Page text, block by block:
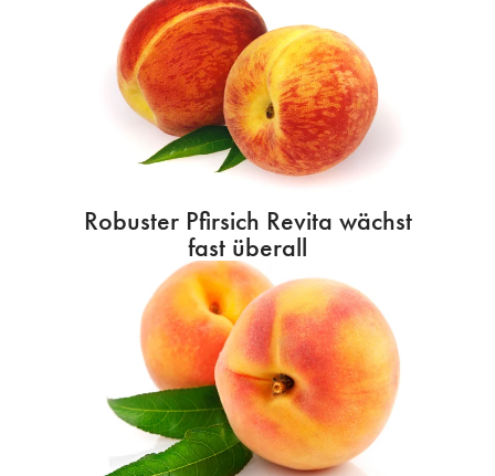
Robuster Pfirsich Revita wächst
fast überall